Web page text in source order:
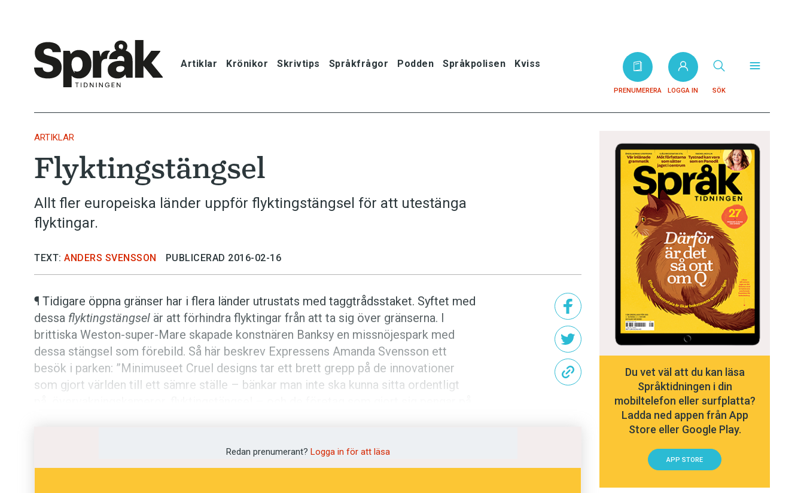
Artiklar Krönikor Skrivtips Språkfrågor Podden Språkpolisen Kviss
PRENUMERERA LOGGA IN SÖK
Krönikor
Språkfrågor
Bokrecensioner
Kviss
Podden
Anmäl till språkpolisen
Föreslå nyord
Prenumerera
ARTIKLAR
Flyktingstängsel
Allt fler europeiska länder uppför flyktingstängsel för att utestänga
flyktingar.
TEXT: ANDERS SVENSSON PUBLICERAD 2016-02-16
¶ Tidigare öppna gränser har i flera länder utrustats med taggtrådsstaket. Syftet med
dessa flyktingstängsel är att förhindra flyktingar från att ta sig över gränserna. I
brittiska Weston-super-Mare skapade konstnären Banksy en missnöjespark med
dessa stängsel som förebild. Så här beskrev Expressens Amanda Svensson ett
besök i parken: ”Minimuseet Cruel designs tar ett brett grepp på de innovationer
som gjort världen till ett sämre ställe – bänkar man inte ska kunna sitta ordentligt
Redan prenumerant? Logga in för att läsa
Du vet väl att du kan läsa
Språktidningen i din
mobiltelefon eller surfplatta?
Ladda ned appen från App
Store eller Google Play.
APP STORE